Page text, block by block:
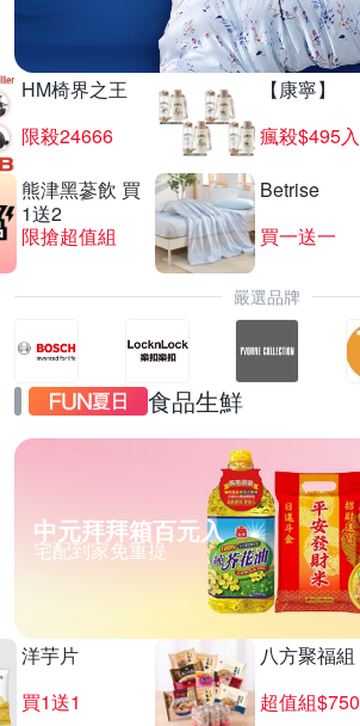
HM椅界之王
限殺24666
【康寧】
瘋殺$495入
熊津黑蔘飲 買
1送2
限搶超值組
Betrise
買一送一
嚴選品牌
食品生鮮
中元拜拜箱百元入
宅配到家免重提
洋芋片
買1送1
八方聚福組
超值組$750